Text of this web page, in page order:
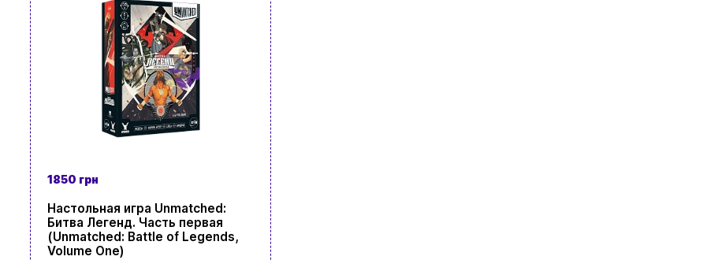
1850 грн
Настольная игра Unmatched:
Битва Легенд. Часть первая
(Unmatched: Battle of Legends,
Volume One)